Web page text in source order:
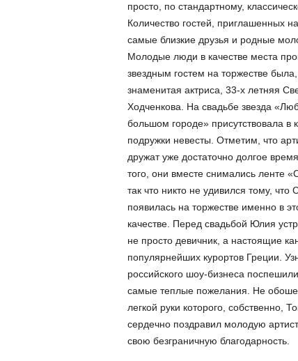
просто, по стандартному,
Количество гостей, приглашенных
самые близкие друзья и родные
Молодые люди в качестве места
звездным гостем на торжестве
знаменитая актриса, 33-х летняя
Ходченкова. На свадьбе звезда
большом городе» присутствовала в
подружки невесты. Отметим, что
дружат уже достаточно долгое
того, они вместе снимались ленте
так что никто не удивился тому, что
появилась на торжестве именно в
качестве. Перед свадьбой Юлия
не просто девичник, а настоящие
популярнейших курортов Греции.
российского шоу-бизнеса
самые теплые пожелания. Не
легкой руки которого, собственно,
сердечно поздравил молодую
свою безграничную благодарность.